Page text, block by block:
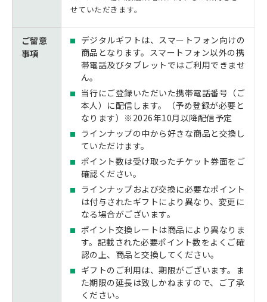
せていただきます。
ご留意
事項
デジタルギフトは、スマートフォン向けの
商品となります。スマートフォン以外の携
帯電話及びタブレットではご利用できませ
ん。
当行にご登録いただいた携帯電話番号（ご
本人）に配信します。（予め登録が必要と
なります）※2026年10月以降配信予定
ラインナップの中から好きな商品と交換し
ていただけます。
ポイント数は受け取ったチケット券面をご
確認ください。
ラインナップおよび交換に必要なポイント
は付与されたギフトにより異なり、変更に
なる場合がございます。
ポイント交換レートは商品により異なりま
す。記載された必要ポイント数をよくご確
認の上、商品と交換してください。
ギフトのご利用は、期限がございます。ま
た期限の延長は致しかねますので、ご了承
ください。